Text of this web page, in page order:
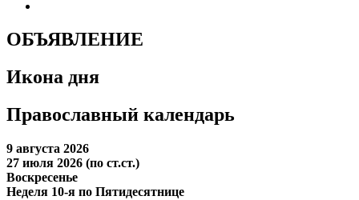
ОБЪЯВЛЕНИЕ
Икона дня
Православный календарь
9 августа 2026
27 июля 2026 (по ст.ст.)
Воскресенье
Неделя 10-я по Пятидесятнице